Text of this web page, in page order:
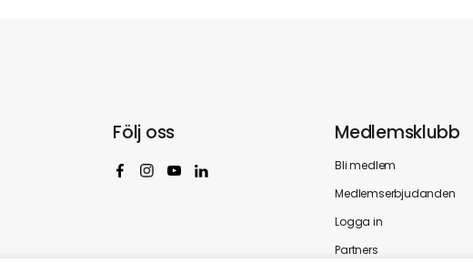
Följ oss Medlemsklubb
Bli medlem
Medlemserbjudanden
Logga in
Partners